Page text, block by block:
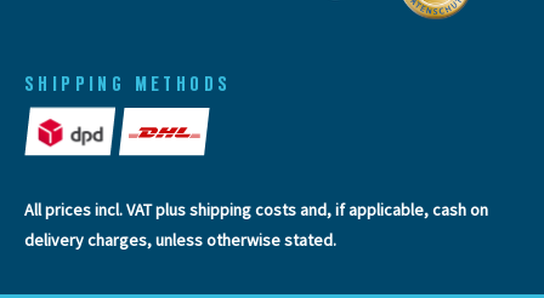
SHIPPING METHODS
All prices incl. VAT plusshipping costsand, if applicable, cash on
delivery charges, unless otherwise stated.